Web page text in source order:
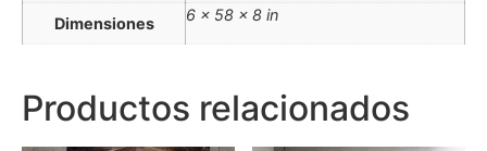
Dimensiones 6 × 58 × 8 in
Productos relacionados